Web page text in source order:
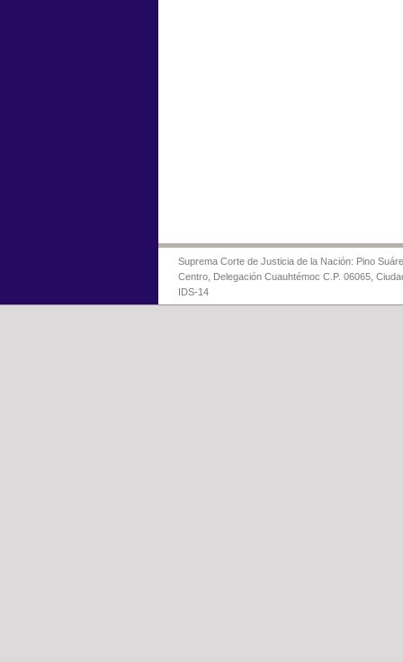
Suprema Corte de Justicia de la Nación: Pino
Centro, Delegación Cuauhtémoc C.P. 06065,
IDS-14